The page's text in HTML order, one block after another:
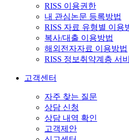
RISS 이용권한
내 관심논문 등록방법
RISS 자료 유형별 이용
복사/대출 이용방법
해외전자자료 이용방법
RISS 정보취약계층 서
고객센터
자주 찾는 질문
상담 신청
상담 내역 확인
고객제안